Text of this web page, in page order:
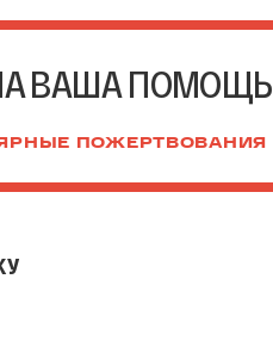
ВАША ПОМОЩЬ
ПОЖЕРТВОВАНИЯ